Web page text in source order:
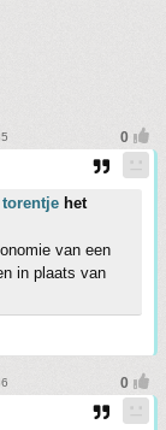
torentje het
van een
in plaats van